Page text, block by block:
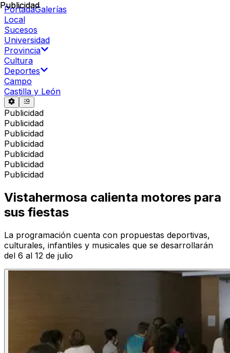
PortadaGalerías
Local
Sucesos
Universidad
Provincia
Cultura
Deportes
Campo
Castilla y León
Publicidad
Publicidad
Publicidad
Publicidad
Publicidad
Publicidad
Publicidad
Publicidad
Vistahermosa calienta motores para
sus fiestas
La programación cuenta con propuestas deportivas,
culturales, infantiles y musicales que se desarrollarán
del 6 al 12 de julio
Publicidad